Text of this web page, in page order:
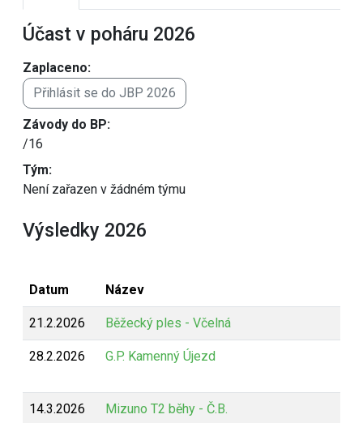
Účast v poháru 2026
Zaplaceno:
Přihlásit se do JBP 2026
Závody do BP:
/16
Tým:
Není zařazen v žádném týmu
Výsledky 2026
Datum Název
21.2.2026 Běžecký ples - Včelná
28.2.2026 G.P. Kamenný Újezd
14.3.2026 Mizuno T2 běhy - Č.B.